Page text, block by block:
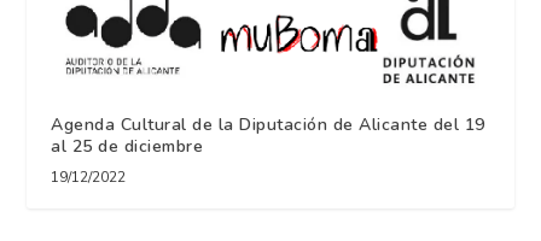
Agenda Cultural de la Diputación de Alicante del 19
al 25 de diciembre
19/12/2022